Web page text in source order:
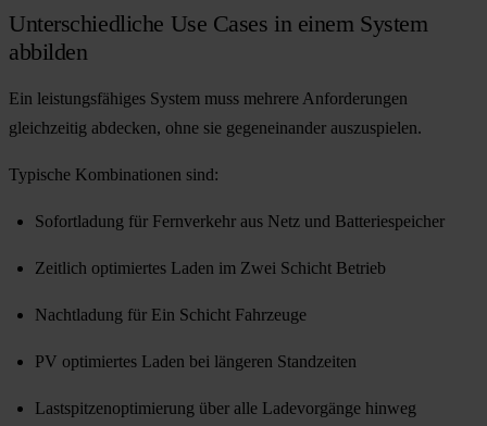
Unterschiedliche Use Cases in einem System
abbilden
Ein leistungsfähiges System muss mehrere Anforderungen
gleichzeitig abdecken, ohne sie gegeneinander auszuspielen.
Typische Kombinationen sind:
Sofortladung für Fernverkehr aus Netz und Batteriespeicher
Zeitlich optimiertes Laden im Zwei Schicht Betrieb
Nachtladung für Ein Schicht Fahrzeuge
PV optimiertes Laden bei längeren Standzeiten
Lastspitzenoptimierung über alle Ladevorgänge hinweg